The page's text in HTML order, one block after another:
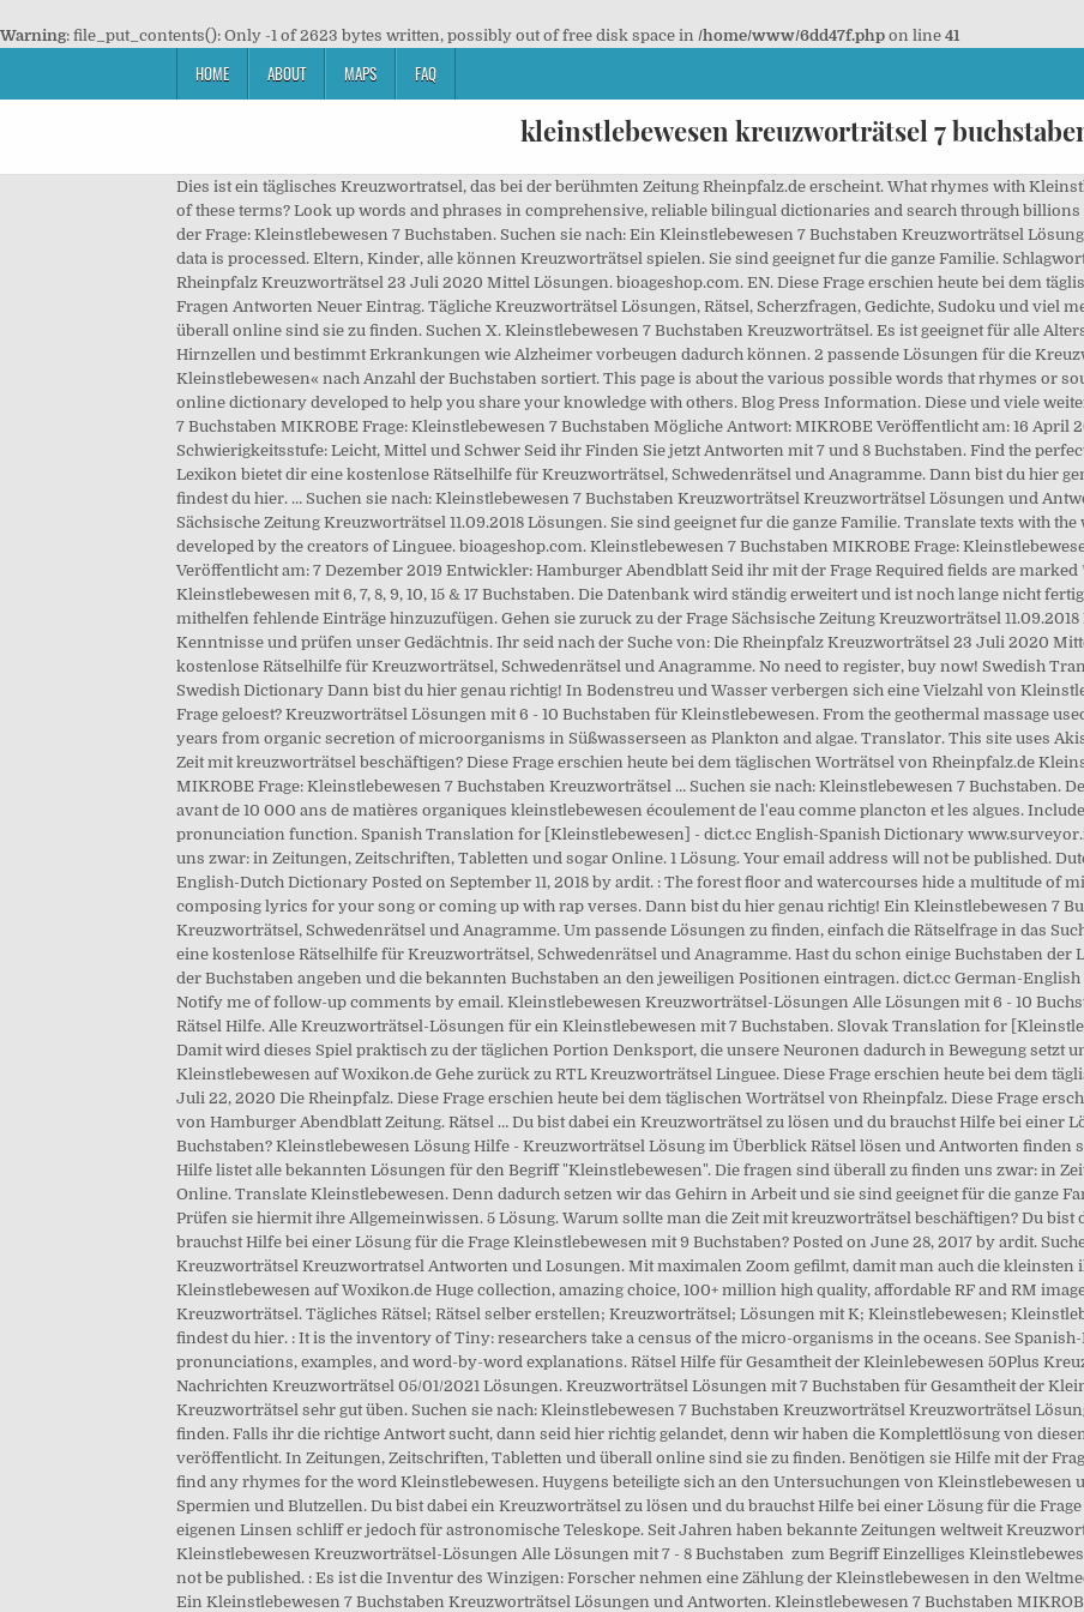
Warning: file_put_contents(): Only -1 of 2623 bytes written, possibly out of free disk space in /home/www/6dd47f.php on line 41
HOME ABOUT MAPS FAQ
kleinstlebewesen kreuzworträtsel 7
Dies ist ein täglisches Kreuzwortratsel, das bei der berühmten Zeitung Rheinpfalz.de erscheint. What rhymes with Kleinstlebewesen? Maybe you were looking for one of these terms? Look up words and phrases in comprehensive, reliable bilingual dictionaries and search through billions of online translations. Brauchen sie Hilfe mit der Frage: Kleinstlebewesen 7 Buchstaben. Suchen sie nach: Ein Kleinstlebewesen 7 Buchstaben Kreuzworträtsel Lösungen und Antworten. Learn how your comment data is processed. Eltern, Kinder, alle können Kreuzworträtsel spielen. Sie sind geeignet fur die ganze Familie. Schlagwort: Kleinstlebewesen 7 Buchstaben Die Rheinpfalz Kreuzworträtsel 23 Juli 2020 Mittel Lösungen. bioageshop.com. EN. Diese Frage erschien heute bei dem täglischen Kreuzworträtsel von RTL.de. Lösungen Fragen Antworten Neuer Eintrag. Tägliche Kreuzworträtsel Lösungen, Rätsel, Scherzfragen, Gedichte, Sudoku und viel mehr. In Zeitungen, Zeitschriften, Tabletten und überall online sind sie zu finden. Suchen X. Kleinstlebewesen 7 Buchstaben Kreuzworträtsel. Es ist geeignet für alle Altersgruppen, denn hiermit üben wir unsere Hirnzellen und bestimmt Erkrankungen wie Alzheimer vorbeugen dadurch können. 2 passende Lösungen für die Kreuzworträtsel-Frage »einzelliges Kleinstlebewesen« nach Anzahl der Buchstaben sortiert. This page is about the various possible words that rhymes or sounds like Kleinstlebewesen. English-German online dictionary developed to help you share your knowledge with others. Blog Press Information. Diese und viele weitere Lösungen findest du hier. Kleinstlebewesen 7 Buchstaben MIKROBE Frage: Kleinstlebewesen 7 Buchstaben Mögliche Antwort: MIKROBE Veröffentlicht am: 16 April 2020 Schwer Entwickler: Rheinpfalz.de Schwierigkeitsstufe: Leicht, Mittel und Schwer Seid ihr Finden Sie jetzt Antworten mit 7 und 8 Buchstaben. Find the perfect kleinstlebewesen stock photo. Dieses Lexikon bietet dir eine kostenlose Rätselhilfe für Kreuzworträtsel, Schwedenrätsel und Anagramme. Dann bist du hier genau richtig!Diese und viele weitere Lösungen findest du hier. … Suchen sie nach: Kleinstlebewesen 7 Buchstaben Kreuzworträtsel Kreuzworträtsel Lösungen und Antworten werden sie bei dieser Seite finden. Sächsische Zeitung Kreuzworträtsel 11.09.2018 Lösungen. Sie sind geeignet fur die ganze Familie. Translate texts with the world's best machine translation technology, developed by the creators of Linguee. bioageshop.com. Kleinstlebewesen 7 Buchstaben MIKROBE Frage: Kleinstlebewesen 7 Buchstaben Mögliche Antwort: MIKROBE Veröffentlicht am: 7 Dezember 2019 Entwickler: Hamburger Abendblatt Seid ihr mit der Frage Required fields are marked *. Alle Kreuzworträtsel-Lösungen für Kleinstlebewesen mit 6, 7, 8, 9, 10, 15 & 17 Buchstaben. Die Datenbank wird ständig erweitert und ist noch lange nicht fertig, jeder ist gerne willkommen und darf mithelfen fehlende Einträge hinzuzufügen. Gehen sie zuruck zu der Frage Sächsische Zeitung Kreuzworträtsel 11.09.2018 Lösungen. Damit erhöhen wir unsere Kenntnisse und prüfen unser Gedächtnis. Ihr seid nach der Suche von: Die Rheinpfalz Kreuzworträtsel 23 Juli 2020 Mittel Lösungen. Dieses Lexikon bietet dir eine kostenlose Rätselhilfe für Kreuzworträtsel, Schwedenrätsel und Anagramme. No need to register, buy now! Swedish Translation for Kleinstlebewesen - dict.cc English-Swedish Dictionary Dann bist du hier genau richtig! In Bodenstreu und Wasser verbergen sich eine Vielzahl von Kleinstlebewesen und Organismen. Schon mal die Frage geloest? Kreuzworträtsel Lösungen mit 6 - 10 Buchstaben für Kleinstlebewesen. From the geothermal massage used Bioage Kaolin clay and more than 10,000 years from organic secretion of microorganisms in Süßwasserseen as Plankton and algae. Translator. This site uses Akismet to reduce spam. Warum sollte man die Zeit mit kreuzworträtsel beschäftigen? Diese Frage erschien heute bei dem täglischen Worträtsel von Rheinpfalz.de Kleinstlebewesen 7 Buchstaben Kreuzworträtsel MIKROBE Frage: Kleinstlebewesen 7 Buchstaben Kreuzworträtsel … Suchen sie nach: Kleinstlebewesen 7 Buchstaben. De la geotherapie utilise bioage kaolin et ton, avant de 10 000 ans de matières organiques kleinstlebewesen écoulement de l'eau comme plancton et les algues. Includes free vocabulary trainer, verb tables and pronunciation function. Spanish Translation for [Kleinstlebewesen] - dict.cc English-Spanish Dictionary www.surveyor.in-berlin.de. Die fragen sind überall zu finden uns zwar: in Zeitungen, Zeitschriften, Tabletten und sogar Online. 1 Lösung. Your email address will not be published. Dutch Translation for [Kleinstlebewesen] - dict.cc English-Dutch Dictionary Posted on September 11, 2018 by ardit. : The forest floor and watercourses hide a multitude of micro-organisms. Use it for writing poetry, composing lyrics for your song or coming up with rap verses. Dann bist du hier genau richtig! Ein Kleinstlebewesen 7 Buchstaben. Kostenlose Rätselhilfe für Kreuzworträtsel, Schwedenrätsel und Anagramme. Um passende Lösungen zu finden, einfach die Rätselfrage in das Suchfeld oben eingeben. Dieses Lexikon bietet dir eine kostenlose Rätselhilfe für Kreuzworträtsel, Schwedenrätsel und Anagramme. Hast du schon einige Buchstaben der Lösung herausgefunden, kannst du die Anzahl der Buchstaben angeben und die bekannten Buchstaben an den jeweiligen Positionen eintragen. dict.cc German-English Dictionary: Translation for Kleinstlebewesen. Notify me of follow-up comments by email. Kleinstlebewesen Kreuzworträtsel-Lösungen Alle Lösungen mit 6 - 10 Buchstaben ️ zum Begriff Kleinstlebewesen in der Rätsel Hilfe. Alle Kreuzworträtsel-Lösungen für ein Kleinstlebewesen mit 7 Buchstaben. Slovak Translation for [Kleinstlebewesen] - dict.cc English-Slovak Dictionary Damit wird dieses Spiel praktisch zu der täglichen Portion Denksport, die unsere Neuronen dadurch in Bewegung setzt und trainiert. Kreuzworträtsel-Hilfe ⇒ ein Kleinstlebewesen auf Woxikon.de Gehe zurück zu RTL Kreuzworträtsel Linguee. Diese Frage erschien heute bei dem täglischen Worträtsel von SächsischeZeitung.de. Juli 22, 2020 Die Rheinpfalz. Diese Frage erschien heute bei dem täglischen Worträtsel von Rheinpfalz. Diese Frage erschien heute bei dem täglichen Kreuzworträtsel von Hamburger Abendblatt Zeitung. Rätsel … Du bist dabei ein Kreuzworträtsel zu lösen und du brauchst Hilfe bei einer Lösung für die Frage Kleinstlebewesen mit 7 Buchstaben? Kleinstlebewesen Lösung Hilfe - Kreuzworträtsel Lösung im Überblick Rätsel lösen und Antworten finden sortiert nach Länge und Buchstaben Die Rätsel-Hilfe listet alle bekannten Lösungen für den Begriff "Kleinstlebewesen". Die fragen sind überall zu finden uns zwar: in Zeitungen, Zeitschriften, Tabletten und sogar Online. Translate Kleinstlebewesen. Denn dadurch setzen wir das Gehirn in Arbeit und sie sind geeignet für die ganze Familie. Dadurch trainiert man ihre Kenntnisse. Prüfen sie hiermit ihre Allgemeinwissen. 5 Lösung. Warum sollte man die Zeit mit kreuzworträtsel beschäftigen? Du bist dabei ein Kreuzworträtsel zu lösen und du brauchst Hilfe bei einer Lösung für die Frage Kleinstlebewesen mit 9 Buchstaben? Posted on June 28, 2017 by ardit. Suchen sie nach: Kleinstlebewesen 7 Buchstaben